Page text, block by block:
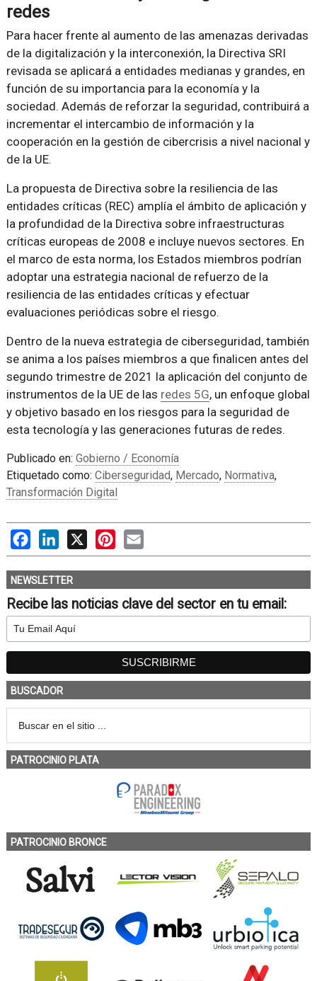
redes
Para hacer frente al aumento de las amenazas derivadas
de la digitalización y la interconexión, la Directiva SRI
revisada se aplicará a entidades medianas y grandes, en
función de su importancia para la economía y la
sociedad. Además de reforzar la seguridad, contribuirá a
incrementar el intercambio de información y la
cooperación en la gestión de cibercrisis a nivel nacional y
de la UE.
La propuesta de Directiva sobre la resiliencia de las
entidades críticas (REC) amplía el ámbito de aplicación y
la profundidad de la Directiva sobre infraestructuras
críticas europeas de 2008 e incluye nuevos sectores. En
el marco de esta norma, los Estados miembros podrían
adoptar una estrategia nacional de refuerzo de la
resiliencia de las entidades críticas y efectuar
evaluaciones periódicas sobre el riesgo.
Dentro de la nueva estrategia de ciberseguridad, también
se anima a los países miembros a que finalicen antes del
segundo trimestre de 2021 la aplicación del conjunto de
instrumentos de la UE de las redes 5G, un enfoque global
y objetivo basado en los riesgos para la seguridad de
esta tecnología y las generaciones futuras de redes.
Publicado en: Gobierno / Economía
Etiquetado como: Ciberseguridad, Mercado, Normativa,
Transformación Digital
FacebookLinkedIn
X PinterestEmail
NEWSLETTER
Recibe las noticias clave del sector en tu email:
BUSCADOR
PATROCINIO PLATA
PATROCINIO BRONCE